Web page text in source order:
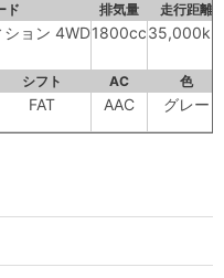
ド 排気量 走行距離
ション 4WD1800cc35,000km
シフト AC 色
FAT AAC グレー